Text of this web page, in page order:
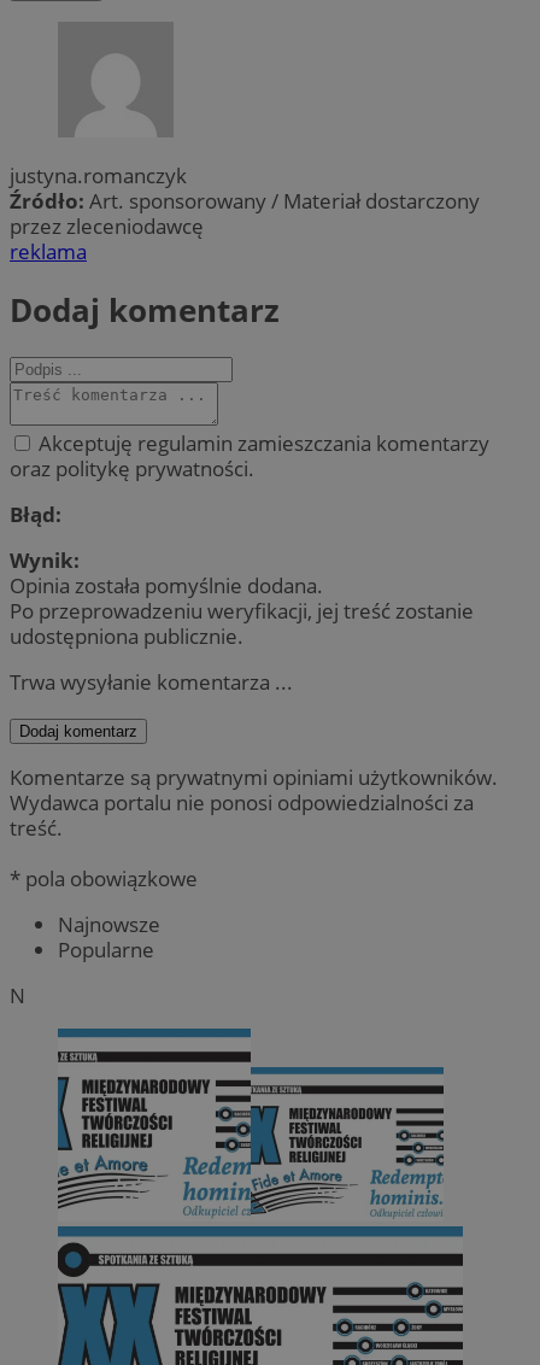
justyna.romanczyk
Źródło: Art. sponsorowany / Materiał dostarczony
przez zleceniodawcę
reklama
Dodaj komentarz
Akceptuję regulamin zamieszczania komentarzy
oraz politykę prywatności.
Błąd:
Wynik:
Opinia została pomyślnie dodana.
Po przeprowadzeniu weryfikacji, jej treść zostanie
udostępniona publicznie.
Trwa wysyłanie komentarza ...
Dodaj komentarz
Komentarze są prywatnymi opiniami użytkowników.
Wydawca portalu nie ponosi odpowiedzialności za
treść.
* pola obowiązkowe
Najnowsze
Popularne
N